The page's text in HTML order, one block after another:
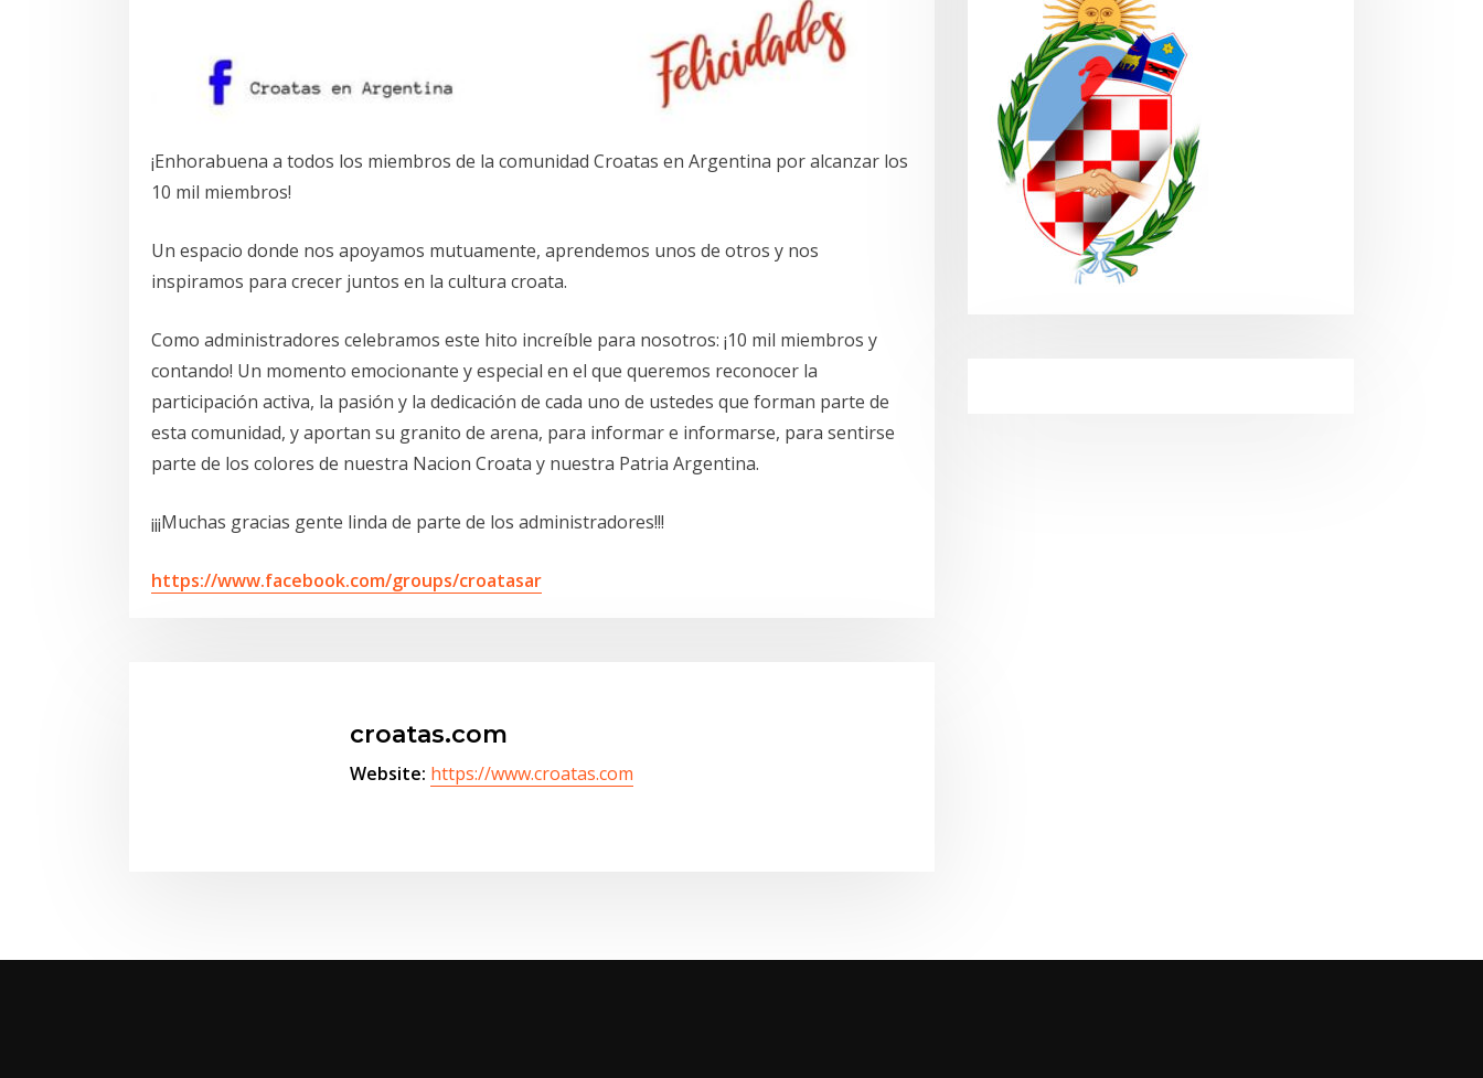
¡Enhorabuena a todos los miembros de la comunidad Croatas en Argentina por alcanzar los
10 mil miembros!
Un espacio donde nos apoyamos mutuamente, aprendemos unos de otros y nos
inspiramos para crecer juntos en la cultura croata.
Como administradores celebramos este hito increíble para nosotros: ¡10 mil miembros y
contando! Un momento emocionante y especial en el que queremos reconocer la
participación activa, la pasión y la dedicación de cada uno de ustedes que forman parte de
esta comunidad, y aportan su granito de arena, para informar e informarse, para sentirse
parte de los colores de nuestra Nacion Croata y nuestra Patria Argentina.
¡¡¡Muchas gracias gente linda de parte de los administradores!!!
https://www.facebook.com/groups/croatasar
croatas.com
Website: https://www.croatas.com